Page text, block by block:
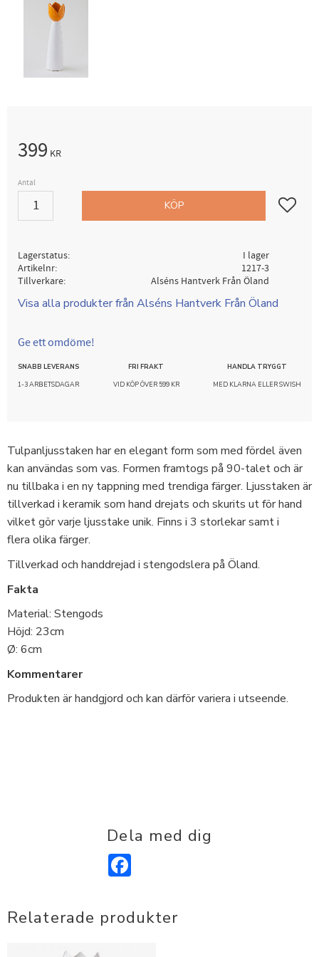
399 KR
Antal
KÖP Lägg till
Lagerstatus
I lager
Artikelnr
1217-3
Tillverkare
Alséns Hantverk Från Öland
Visa alla produkter från Alséns Hantverk Från Öland
Ge ett omdöme!
SNABB LEVERANS
1-3 ARBETSDAGAR
FRI FRAKT
VID KÖP ÖVER 599 KR
HANDLA TRYGGT
MED KLARNA ELLER SWISH
Tulpanljusstaken har en elegant form som med fördel även
kan användas som vas. Formen framtogs på 90-talet och är
nu tillbaka i en ny tappning med trendiga färger. Ljusstaken är
tillverkad i keramik som hand drejats och skurits ut för hand
vilket gör varje ljusstake unik. Finns i 3 storlekar samt i
flera olika färger.
Tillverkad och handdrejad i stengodslera på Öland.
Fakta
Material: Stengods
Höjd: 23cm
Ø: 6cm
Kommentarer
Produkten är handgjord och kan därför variera i utseende.
Dela med dig
Relaterade produkter